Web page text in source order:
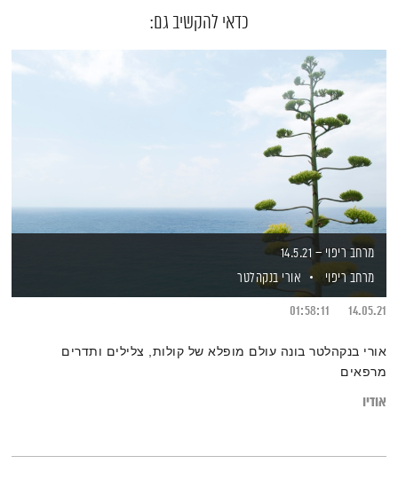
כדאי להקשיב גם:
מרחב ריפוי – 14.5.21
מרחב ריפוי
אורי בנקהלטר
14.05.21
01:58:11
אורי בנקהלטר בונה עולם מופלא של קולות, צלילים ותדרים
מרפאים
אודיו